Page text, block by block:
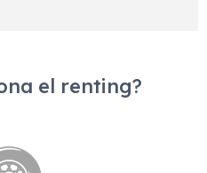
el renting?